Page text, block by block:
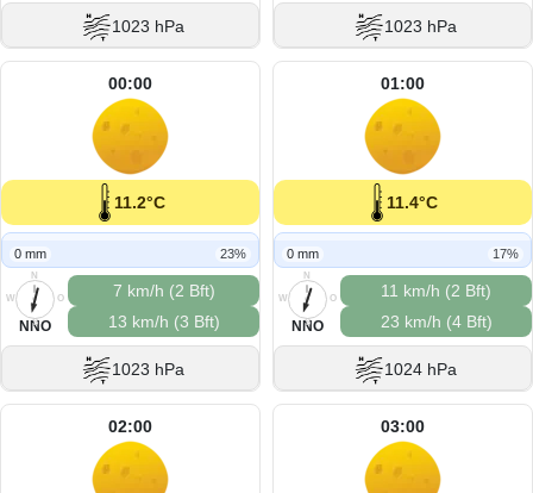
1023 hPa 1023 hPa
00:00
11.2°C
0 mm 23%
N
O
S
W
NNO
7 km/h (2 Bft)
13 km/h (3 Bft)
1023 hPa
01:00
11.4°C
0 mm 17%
N
O
S
W
NNO
11 km/h (2 Bft)
23 km/h (4 Bft)
1024 hPa
02:00 03:00